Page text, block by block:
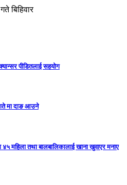
बिहिवार
पीडितलाई सहयोग
गते मा दाङ आउने
महिला तथा बालबालिकालाई खाना खुवाएर मनाए